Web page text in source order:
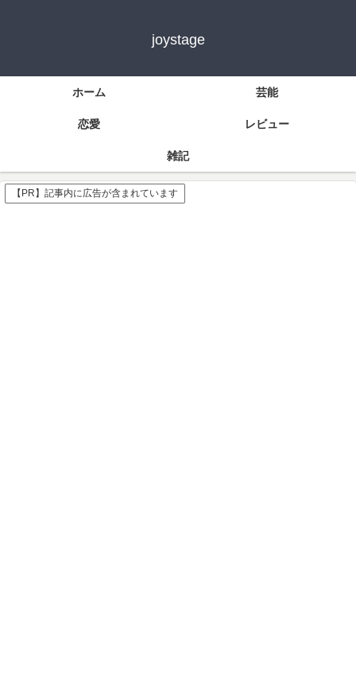
joystage
ホーム 芸能
恋愛 レビュー
雑記
【PR】記事内に広告が含まれています